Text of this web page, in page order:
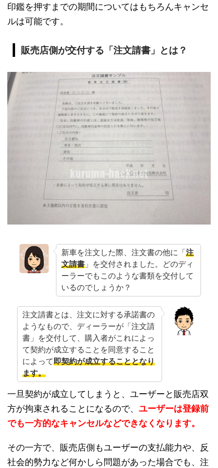
印鑑を押すまでの期間についてはもちろんキャンセ
ルは可能です。
販売店側が交付する「注文請書」とは？
新車を注文した際、注文書の他に「 注
文請書 」を交付されました。どのディ
ーラーでもこのような書類を交付して
いるのでしょうか？
注文請書とは、注文に対する承諾書の
ようなもので、ディーラーが「注文請
書」を交付して、購入者がこれによっ
て契約が成立することを同意すること
によって即契約が成立することとなり
ます。
一旦契約が成立してしまうと、ユーザーと販売店双
方が拘束されることになるので、 ユーザーは登録前
でも一方的なキャンセルなどできなくなります。
その一方で、販売店側もユーザーの支払能力や、反
社会的勢力など何かしら問題があった場合でも、注